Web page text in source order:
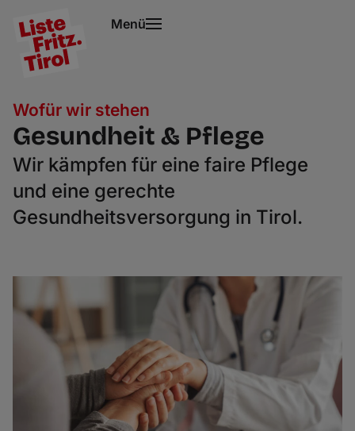
Menü
Wofür wir stehen
Gesundheit & Pflege
Wir kämpfen für eine faire Pflege
und eine gerechte
Gesundheitsversorgung in Tirol.